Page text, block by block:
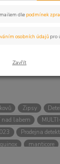
Zipsy
nad labem
Prodejna
manticore
dle podmínek
osobních údajů pro
Zavřít